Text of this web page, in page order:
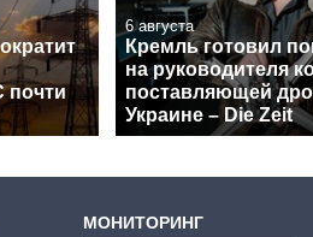
почти
6 августа
Кремль готовил
на руководителя
поставляющей
Украине – Die Zeit
МОНИТОРИНГ